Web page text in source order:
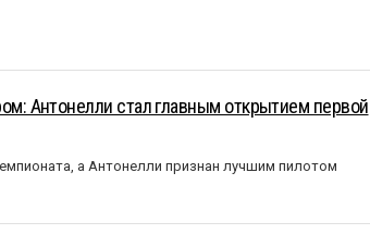
Антонелли стал главным открытием первой
а Антонелли признан лучшим пилотом